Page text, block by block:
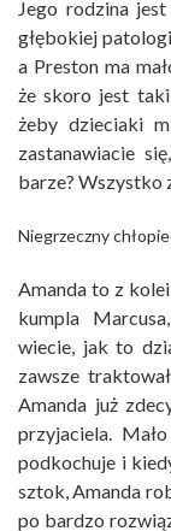
Jego rodzina
głębokiej
a Preston ma
że skoro jest
żeby dzieciaki
zastanawiacie
barze? Wszystko
Niegrzeczny
Amanda to z
kumpla
wiecie, jak to
zawsze
Amanda już
przyjaciela.
podkochuje i
sztok, Amanda
po bardzo